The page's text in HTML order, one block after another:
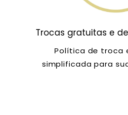
Trocas gratuitas e
Política de troca
simplificada para